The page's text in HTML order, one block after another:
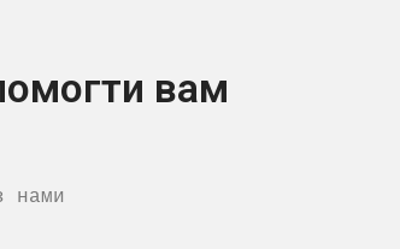
вам
нами